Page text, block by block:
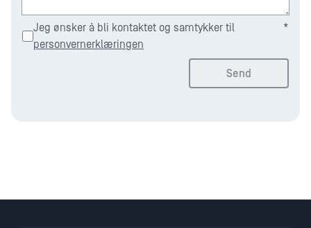
Jeg ønsker å bli kontaktet og samtykker til
personvernerklæringen
*
Send